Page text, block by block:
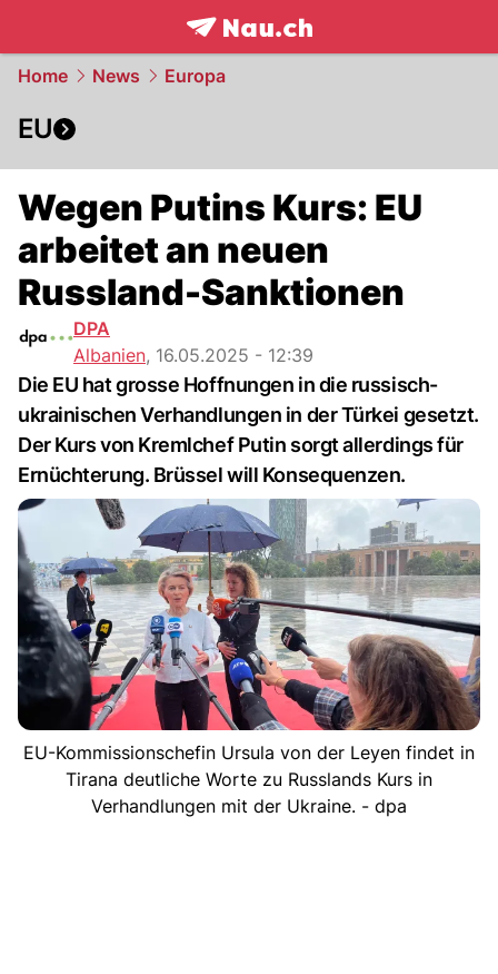
frontpage.NAU.ch
Home News Europa
EU
Wegen Putins Kurs: EU
arbeitet an neuen
Russland-Sanktionen
DPA
Albanien, 16.05.2025 - 12:39
Die EU hat grosse Hoffnungen in die russisch-
ukrainischen Verhandlungen in der Türkei gesetzt.
Der Kurs von Kremlchef Putin sorgt allerdings für
Ernüchterung. Brüssel will Konsequenzen.
EU-Kommissionschefin Ursula von der Leyen findet in
Tirana deutliche Worte zu Russlands Kurs in
Verhandlungen mit der Ukraine. - dpa